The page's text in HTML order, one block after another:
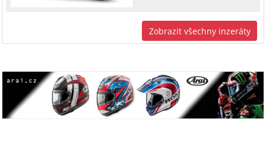
Zobrazit všechny inzeráty